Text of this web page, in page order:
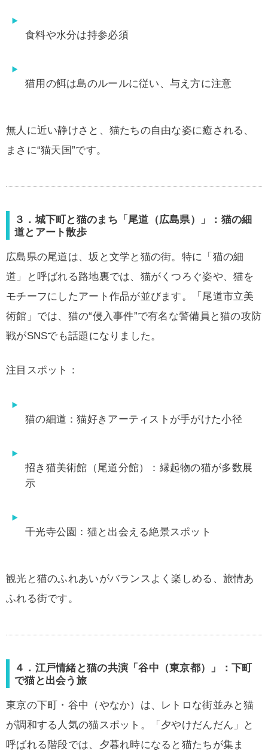
食料や水分は持参必須
猫用の餌は島のルールに従い、与え方に注意
無人に近い静けさと、猫たちの自由な姿に癒される、
まさに“猫天国”です。
３．城下町と猫のまち「尾道（広島県）」：猫の細
道とアート散歩
広島県の尾道は、坂と文学と猫の街。特に「猫の細
道」と呼ばれる路地裏では、猫がくつろぐ姿や、猫を
モチーフにしたアート作品が並びます。「尾道市立美
術館」では、猫の“侵入事件”で有名な警備員と猫の攻防
戦がSNSでも話題になりました。
注目スポット：
猫の細道：猫好きアーティストが手がけた小径
招き猫美術館（尾道分館）：縁起物の猫が多数展
示
千光寺公園：猫と出会える絶景スポット
観光と猫のふれあいがバランスよく楽しめる、旅情あ
ふれる街です。
４．江戸情緒と猫の共演「谷中（東京都）」：下町
で猫と出会う旅
東京の下町・谷中（やなか）は、レトロな街並みと猫
が調和する人気の猫スポット。「夕やけだんだん」と
呼ばれる階段では、夕暮れ時になると猫たちが集ま